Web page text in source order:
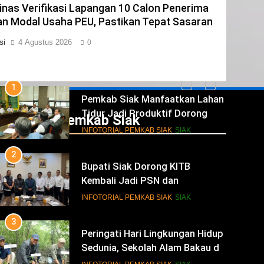
Verifikasi Lapangan 10 Calon Penerima
Modal Usaha PEU, Pastikan Tepat Sasaran
4 Agustus 2026 0
Pemkab Siak
1
Tidur Jadi Produktif Dorong
2
Bupati Siak Dorong KITB
Kembali Jadi PSN dan
Revitalisasi Istana Kesultanan
INFOTORIAL PEMKAB SIAK SIAK
3
Peringati Hari Lingkungan Hidup
Sedunia, Sekolah Alam Bakau di
Siak Cetak Generasi Penjaga
INFOTORIAL PEMKAB SIAK SIAK
4
Festival Seni Budaya Melayu Riau
Perkuat Pewarisan Tradisi di